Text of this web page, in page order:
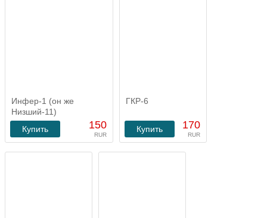
Инфер-1 (он же
Низший-11)
150
RUR
Купить
ГКР-6
170
RUR
Купить